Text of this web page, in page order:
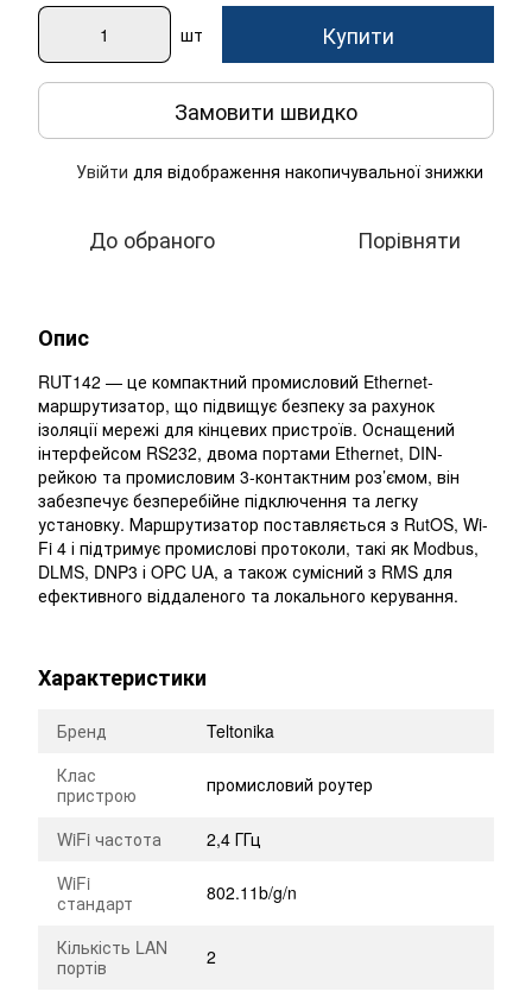
шт Купити
Замовити швидко
Увійти для відображення накопичувальної знижки
До обраного Порівняти
Опис
RUT142 — це компактний промисловий Ethernet-
маршрутизатор, що підвищує безпеку за рахунок
ізоляції мережі для кінцевих пристроїв. Оснащений
інтерфейсом RS232, двома портами Ethernet, DIN-
рейкою та промисловим 3-контактним роз’ємом, він
забезпечує безперебійне підключення та легку
установку. Маршрутизатор поставляється з RutOS, Wi-
Fi 4 і підтримує промислові протоколи, такі як Modbus,
DLMS, DNP3 і OPC UA, а також сумісний з RMS для
ефективного віддаленого та локального керування.
Характеристики
Бренд
Teltonika
Клас
пристрою
промисловий роутер
WiFi частота
2,4 ГГц
WiFi
стандарт
802.11b/g/n
Кількість LAN
портів
2